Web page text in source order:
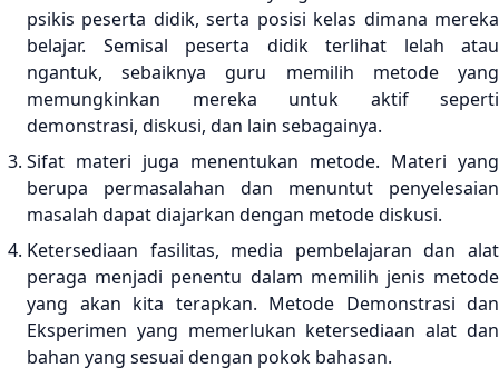
psikis peserta didik, serta posisi kelas dimana mereka
belajar. Semisal peserta didik terlihat lelah atau
ngantuk, sebaiknya guru memilih metode yang
memungkinkan mereka untuk aktif seperti
demonstrasi, diskusi, dan lain sebagainya.
Sifat materi juga menentukan metode. Materi yang
berupa permasalahan dan menuntut penyelesaian
masalah dapat diajarkan dengan metode diskusi.
Ketersediaan fasilitas, media pembelajaran dan alat
peraga menjadi penentu dalam memilih jenis metode
yang akan kita terapkan. Metode Demonstrasi dan
Eksperimen yang memerlukan ketersediaan alat dan
bahan yang sesuai dengan pokok bahasan.